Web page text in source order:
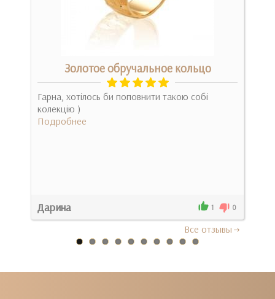
Золотое обручальное кольцо
Гарна, хотілось би поповнити такою собі
колекцію )
Подробнее
Дарина 1 0
Все отзывы